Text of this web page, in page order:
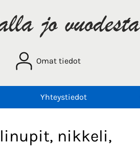
Omat tiedot
Yhteystiedot
nikkeli,